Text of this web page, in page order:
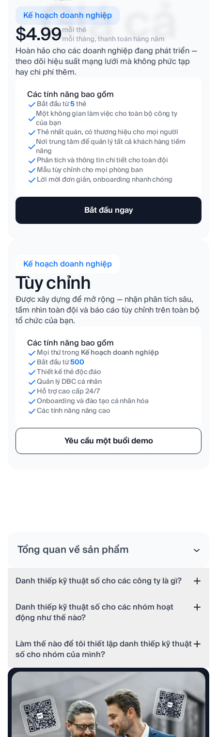
Giá cả
Kế hoạch doanh nghiệp
$4.99mỗi thẻ
mỗi tháng, thanh toán hàng năm
Hoàn hảo cho các doanh nghiệp đang phát triển —
theo dõi hiệu suất mạng lưới mà không phức tạp
hay chi phí thêm.
Các tính năng bao gồm
Bắt đầu từ5thẻ
Một không gian làm việc cho toàn bộ công ty
của bạn
Thẻ nhất quán, có thương hiệu cho mọi người
Nơi trung tâm để quản lý tất cả khách hàng tiềm
năng
Phân tích và thông tin chi tiết cho toàn đội
Mẫu tùy chỉnh cho mọi phòng ban
Lời mời đơn giản, onboarding nhanh chóng
Bắt đầu ngay
Kế hoạch doanh nghiệp
Tùy chỉnh
Được xây dựng để mở rộng — nhận phân tích sâu,
tầm nhìn toàn đội và báo cáo tùy chỉnh trên toàn bộ
tổ chức của bạn.
Các tính năng bao gồm
Mọi thứ trong Kế hoạch doanh nghiệp
Bắt đầu từ500
Thiết kế thẻ độc đáo
Quản lý DBC cá nhân
Hỗ trợ cao cấp 24/7
Onboarding và đào tạo cá nhân hóa
Các tính năng nâng cao
Yêu cầu một buổi demo
Tổng quan về sản phẩm
Danh thiếp kỹ thuật số cho các công ty là gì?
Danh thiếp kỹ thuật số cho các nhóm hoạt
động như thế nào?
Làm thế nào để tôi thiết lập danh thiếp kỹ thuật
số cho nhóm của mình?